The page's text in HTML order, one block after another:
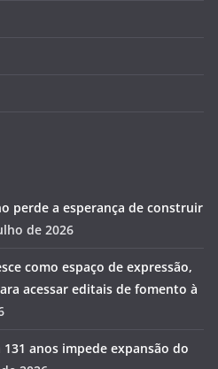
perde a esperança de construir
de 2026
como espaço de expressão,
acessar editais de fomento à
anos impede expansão do